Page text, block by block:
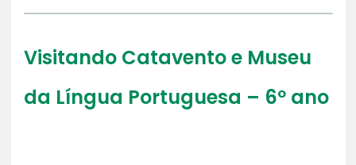
Visitando Catavento e Museu
da Língua Portuguesa – 6º ano